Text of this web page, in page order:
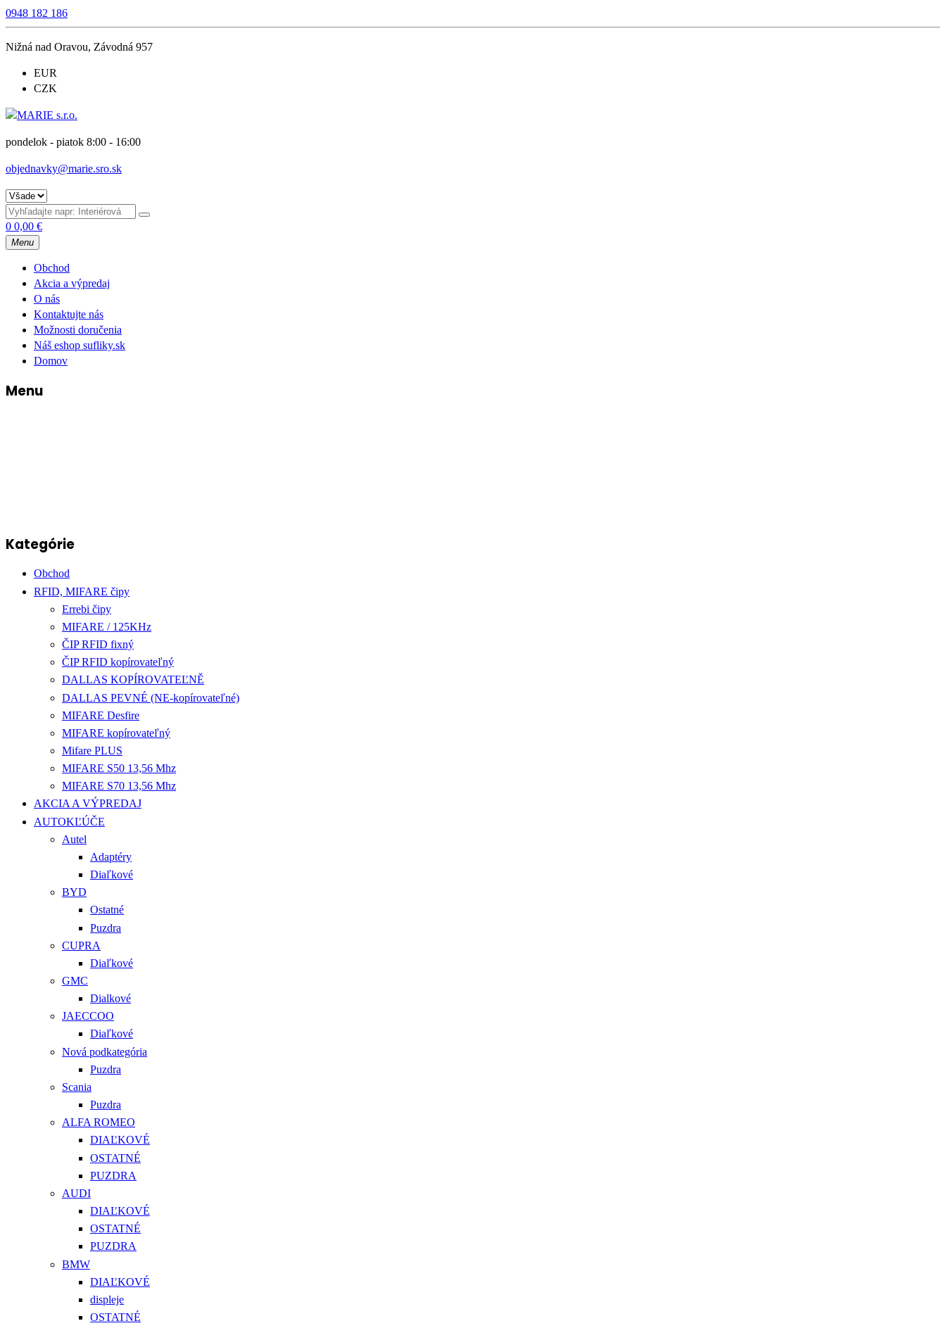
0948 182 186
Nižná nad Oravou, Závodná 957
EUR
CZK
pondelok - piatok 8:00 - 16:00
objednavky@marie.sro.sk
0 0,00 €
Menu
Obchod
Akcia a výpredaj
O nás
Kontaktujte nás
Možnosti doručenia
Náš eshop sufliky.sk
Domov
Menu
Kategórie
Obchod
RFID, MIFARE čipy
Errebi čipy
MIFARE / 125KHz
ČIP RFID fixný
ČIP RFID kopírovateľný
DALLAS KOPÍROVATEĽNĚ
DALLAS PEVNÉ (NE-kopírovateľné)
MIFARE Desfire
MIFARE kopírovateľný
Mifare PLUS
MIFARE S50 13,56 Mhz
MIFARE S70 13,56 Mhz
AKCIA A VÝPREDAJ
AUTOKĽÚČE
Autel
Adaptéry
Diaľkové
BYD
Ostatné
Puzdra
CUPRA
Diaľkové
GMC
Dialkové
JAECCOO
Diaľkové
Nová podkategória
Puzdra
Scania
Puzdra
ALFA ROMEO
DIAĽKOVÉ
OSTATNÉ
PUZDRA
AUDI
DIAĽKOVÉ
OSTATNÉ
PUZDRA
BMW
DIAĽKOVÉ
displeje
OSTATNÉ